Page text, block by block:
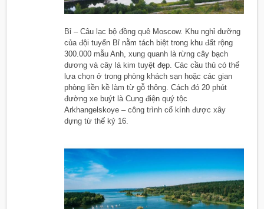
Bỉ – Câu lạc bộ đồng quê Moscow. Khu nghỉ dưỡng
của đội tuyển Bỉ nằm tách biệt trong khu đất rộng
300.000 mẫu Anh, xung quanh là rừng cây bạch
dương và cây lá kim tuyệt đẹp. Các cầu thủ có thể
lựa chọn ở trong phòng khách sạn hoặc các gian
phòng liền kề làm từ gỗ thông. Cách đó 20 phút
đường xe buýt là Cung điện quý tộc
Arkhangelskoye – công trình cổ kính được xây
dựng từ thế kỷ 16.